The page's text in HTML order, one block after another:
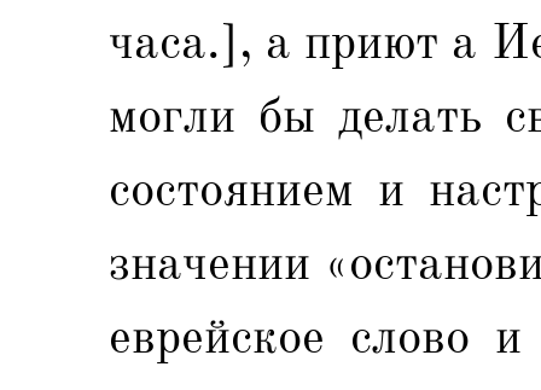
часа.], а приют а
могли бы делать
состоянием и
значении
еврейское слово